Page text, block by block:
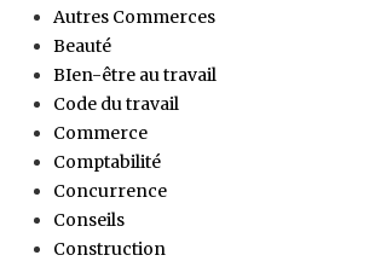
Autres Commerces
Beauté
BIen-être au travail
Code du travail
Commerce
Comptabilité
Concurrence
Conseils
Construction